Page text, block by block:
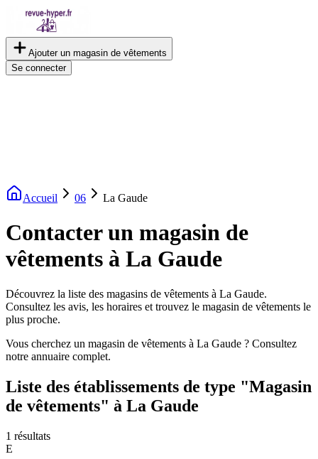
Ajouter un magasin de vêtements
Se connecter
Accueil 06 La Gaude
Contacter un magasin de
vêtements à La Gaude
Découvrez la liste des magasins de vêtements à La Gaude.
Consultez les avis, les horaires et trouvez le magasin de vêtements le
plus proche.
Vous cherchez un magasin de vêtements à La Gaude ? Consultez
notre annuaire complet.
Liste des établissements de type "Magasin
de vêtements" à La Gaude
1 résultats
E